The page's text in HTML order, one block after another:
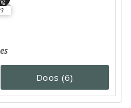
Doos (6)